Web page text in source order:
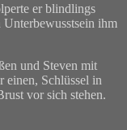
er blindlings
ihm
und Steven mit
einen, Schlüssel in
vor sich stehen.